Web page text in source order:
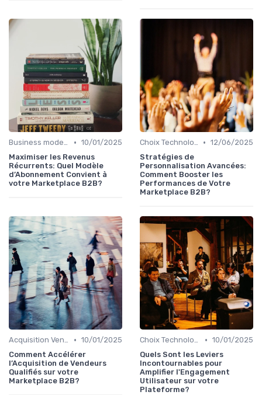
Business model de marketplace • 10/01/2025
Maximiser les Revenus
Récurrents: Quel Modèle
d’Abonnement Convient à
votre Marketplace B2B?
Choix Technologiques • 12/06/2025
Stratégies de
Personnalisation Avancées:
Comment Booster les
Performances de Votre
Marketplace B2B?
Acquisition Vendeurs • 10/01/2025
Comment Accélérer
l’Acquisition de Vendeurs
Qualifiés sur votre
Marketplace B2B?
Choix Technologiques • 10/01/2025
Quels Sont les Leviers
Incontournables pour
Amplifier l'Engagement
Utilisateur sur votre
Plateforme?